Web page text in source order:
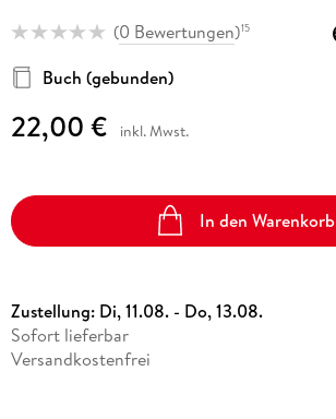
(0 Bewertungen)15
Buch (gebunden)
22,00 € inkl. Mwst.
In den Warenkorb
Zustellung: Di, 11.08. - Do, 13.08.
Sofort lieferbar
Versandkostenfrei